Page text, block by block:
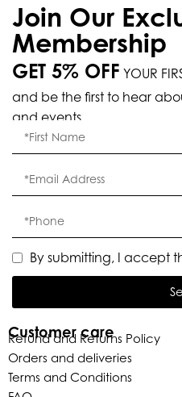
Customer care
Refund and Returns Policy
Orders and deliveries
Terms and Conditions
Join Our
Membership
GET 5% OFF YOUR
and be the first to hear
and events.
By submitting, I accept